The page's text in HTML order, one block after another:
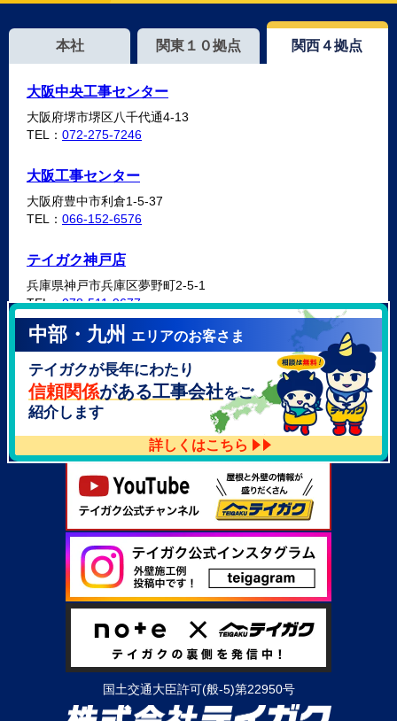
本社 関東１０拠点 関西４拠点
大阪中央工事センター
大阪府堺市堺区八千代通4-13
TEL： 072-275-7246
大阪工事センター
大阪府豊中市利倉1-5-37
TEL： 066-152-6576
テイガク神戸店
兵庫県神戸市兵庫区夢野町2-5-1
TEL：078-511-9677
テイガク泉北・泉南店
大阪府泉北郡忠岡町高月南3-14
TEL：072-521-2637
中部・九州 エリアのお客さま
テイガクが長年にわたり
信頼関係がある工事会社をご
紹介します
詳しくはこちら
国土交通大臣許可(般-5)第22950号